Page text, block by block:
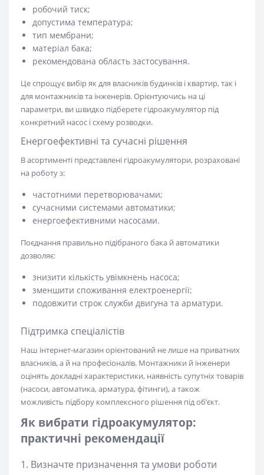
робочий тиск;
допустима температура;
тип мембрани;
матеріал бака;
рекомендована область застосування.
Це спрощує вибір як для власників будинків і квартир, так і
для монтажників та інженерів. Орієнтуючись на ці
параметри, ви швидко підберете гідроакумулятор під
конкретний насос і схему розводки.
Енергоефективні та сучасні рішення
В асортименті представлені гідроакумулятори, розраховані
на роботу з:
частотними перетворювачами;
сучасними системами автоматики;
енергоефективними насосами.
Поєднання правильно підібраного бака й автоматики
дозволяє:
знизити кількість увімкнень насоса;
зменшити споживання електроенергії;
подовжити строк служби двигуна та арматури.
Підтримка спеціалістів
Наш інтернет-магазин орієнтований не лише на приватних
власників, а й на професіоналів. Монтажники й інженери
оцінять докладні характеристики, наявність супутніх товарів
(насоси, автоматика, арматура, фітинги), а також
можливість підбору комплексного рішення під об’єкт.
Як вибрати гідроакумулятор:
практичні рекомендації
1. Визначте призначення та умови роботи